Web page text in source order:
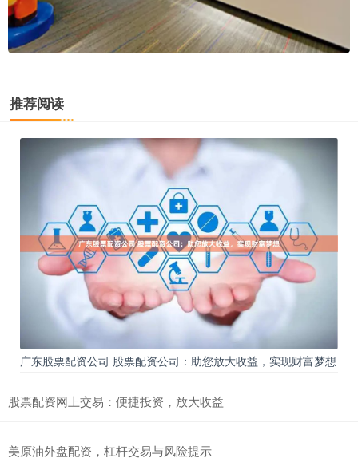
推荐阅读
广东股票配资公司 股票配资公司：助您放大收益，实现财富梦想
股票配资网上交易：便捷投资，放大收益
美原油外盘配资，杠杆交易与风险提示